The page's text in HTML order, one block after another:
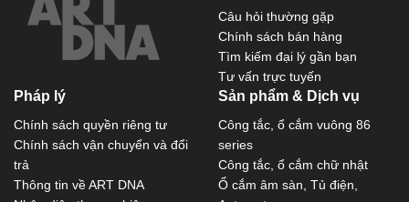
Câu hỏi thường gặp
Chính sách bán hàng
Tìm kiếm đại lý gần bạn
Tư vấn trực tuyến
Pháp lý
Chính sách quyền riêng tư
Chính sách vận chuyển và đổi
trả
Thông tin về ART DNA
Sản phẩm & Dịch vụ
Công tắc, ổ cắm vuông 86
series
Công tắc, ổ cắm chữ nhật
Ổ cắm âm sàn, Tủ điện,